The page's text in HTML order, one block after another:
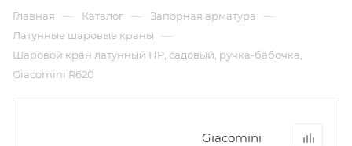
Главная — Каталог — Запорная арматура —
Латунные шаровые краны —
Шаровой кран латунный НР, садовый, ручка-бабочка,
Giacomini R620
Giacomini